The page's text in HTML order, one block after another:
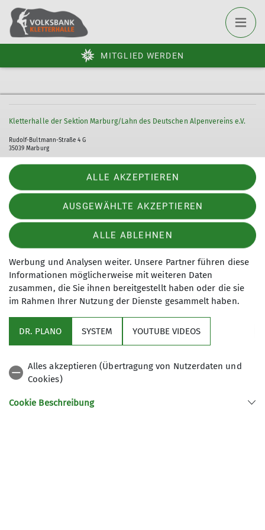
MITGLIED WERDEN
Kletterhalle der Sektion Marburg/Lahn des Deutschen Alpenvereins e.V.
Rudolf-Bultmann-Straße 4 G
35039 Marburg
Telefon +49 6421 9999555
Datenschutz-Einstellungen
Datenschutz
Impressum
Diese Website verwendet Cookies
Wir verwenden Cookies, um Inhalte und Anzeigen zu
personalisieren, Funktionen für soziale Medien anbieten zu
können und Zugriffe auf unsere Website zu analysieren.
Außerdem geben wir Informationen zu Ihrer Verwendung
unserer Website an unsere Partner für soziale Medien,
Werbung und Analysen weiter. Unsere Partner führen diese
Informationen möglicherweise mit weiteren Daten
zusammen, die Sie ihnen bereitgestellt haben oder die sie
im Rahmen Ihrer Nutzung der Dienste gesammelt haben.
DR. PLANO SYSTEM YOUTUBE VIDEOS
Alles akzeptieren (Übertragung von Nutzerdaten und
Cookies)
Cookie Beschreibung
ALLE AKZEPTIEREN
AUSGEWÄHLTE AKZEPTIEREN
ALLE ABLEHNEN